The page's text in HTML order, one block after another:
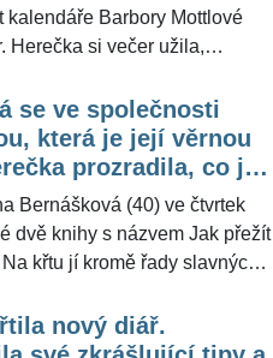
kalendáře Barbory Mottlové
Herečka si večer užila,
má i dobré srdce. Výtěžek
na desetiletého Bohouška s
to krásné, přišlo mnoho
se ve společnosti
která je její věrnou
prozradila, co je
Bernášková (40) ve čtvrtek
dvě knihy s názvem Jak přežít
křtu jí kromě řady slavných
s maminkou rozhodně
společný určitě humor a
nový diář.